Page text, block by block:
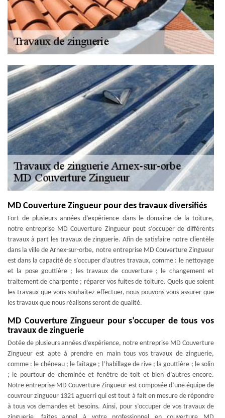
MD Couverture Zingueur pour des travaux diversifiés
Fort de plusieurs années d’expérience dans le domaine de la toiture,
notre entreprise MD Couverture Zingueur peut s’occuper de différents
travaux à part les travaux de zinguerie. Afin de satisfaire notre clientèle
dans la ville de Arnex-sur-orbe, notre entreprise MD Couverture Zingueur
est dans la capacité de s’occuper d’autres travaux, comme : le nettoyage
et la pose gouttière ; les travaux de couverture ; le changement et
traitement de charpente ; réparer vos fuites de toiture. Quels que soient
les travaux que vous souhaitez effectuer, nous pouvons vous assurer que
les travaux que nous réalisons seront de qualité.
MD Couverture Zingueur pour s’occuper de tous vos
travaux de zinguerie
Dotée de plusieurs années d’expérience, notre entreprise MD Couverture
Zingueur est apte à prendre en main tous vos travaux de zinguerie,
comme : le chéneau ; le faîtage ; l’habillage de rive ; la gouttière ; le solin
; le pourtour de cheminée et fenêtre de toit et bien d’autres encore.
Notre entreprise MD Couverture Zingueur est composée d’une équipe de
couvreur zingueur 1321 aguerri qui est tout à fait en mesure de répondre
à tous vos demandes et besoins. Ainsi, pour s’occuper de vos travaux de